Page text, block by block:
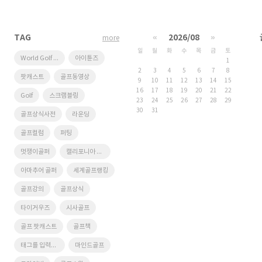
TAG
World Golf Ranking 아이튠즈
팟캐스트 골프동영상
Golf 스크램블링
골프상식사전 라운딩
골프컬럼 퍼팅
멋쟁이골퍼 캘리포니아 골프장
아마추어 골퍼 세계골프랭킹
골프강의 골프상식
타이거우즈 시사골프
골프 팟캐스트 골프책
태그를 입력해 주세요. 마인드골프
more « 2026/08 »
일 월 화 수 목 금
토
1
2
3 4 5 6 7
8
9
10 11 12 13 14
15
16
17 18 19 20 21
22
23
24 25 26 27 28
29
30
31